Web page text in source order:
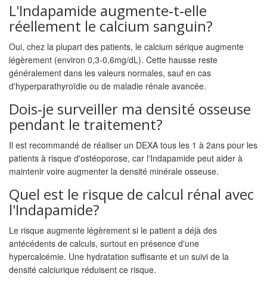
L'Indapamide augmente‑t‑elle
réellement le calcium sanguin?
Oui, chez la plupart des patients, le calcium sérique augmente
légèrement (environ 0,3‑0,6mg/dL). Cette hausse reste
généralement dans les valeurs normales, sauf en cas
d'hyperparathyroïdie ou de maladie rénale avancée.
Dois‑je surveiller ma densité osseuse
pendant le traitement?
Il est recommandé de réaliser un DEXA tous les 1 à 2ans pour les
patients à risque d'ostéoporose, car l'Indapamide peut aider à
maintenir voire augmenter la densité minérale osseuse.
Quel est le risque de calcul rénal avec
l'Indapamide?
Le risque augmente légèrement si le patient a déjà des
antécédents de calculs, surtout en présence d'une
hypercalcémie. Une hydratation suffisante et un suivi de la
densité calciurique réduisent ce risque.